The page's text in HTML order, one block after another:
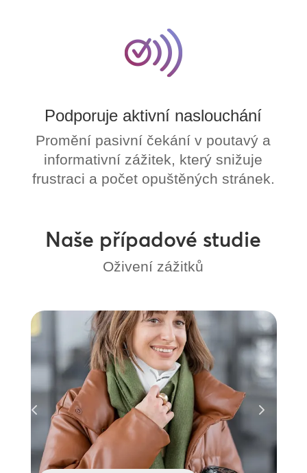
Podporuje aktivní naslouchání
Promění pasivní čekání v poutavý a
informativní zážitek, který snižuje
frustraci a počet opuštěných stránek.
Naše případové studie
Oživení zážitků